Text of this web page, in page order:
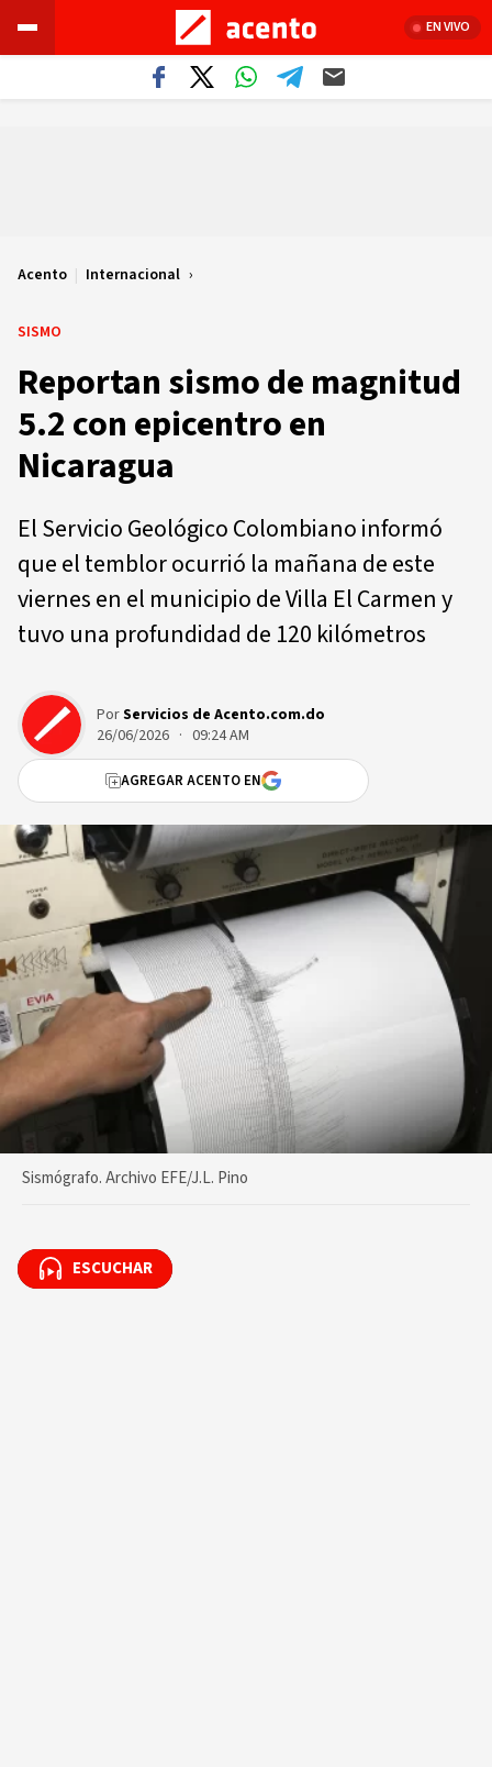
EN VIVO
Acento | Internacional
SISMO
Reportan sismo de magnitud
5.2 con epicentro en
Nicaragua
El Servicio Geológico Colombiano informó
que el temblor ocurrió la mañana de este
viernes en el municipio de Villa El Carmen y
tuvo una profundidad de 120 kilómetros
PorServicios de Acento.com.do
26/06/2026 · 09:24 AM
AGREGAR ACENTO EN
Sismógrafo. Archivo EFE/J.L. Pino
ESCUCHAR
ESCUCHAR